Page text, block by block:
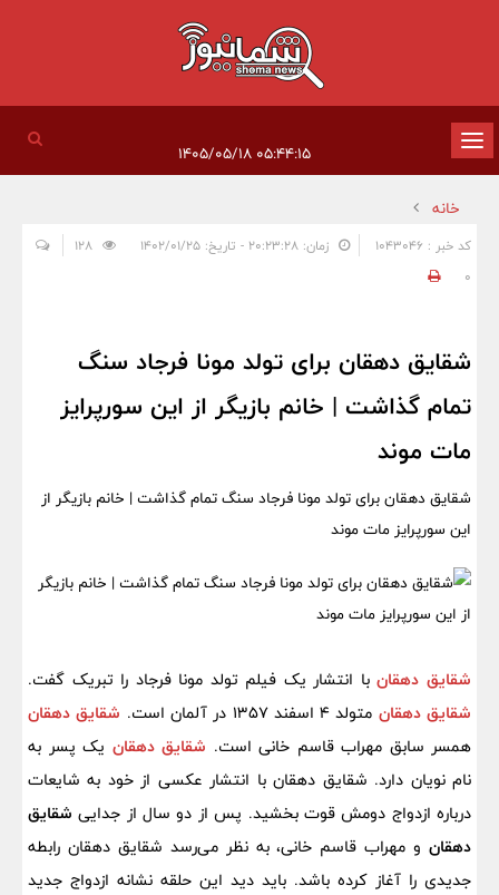
تغییر
وضعیت
ناوبری
خانه
کد خبر : 1043046 زمان: ۲۰:۲۳:۲۸ - تاریخ: ۱۴۰۲/۰۱/۲۵
0
شقایق دهقان برای تولد مونا فرجاد سنگ
تمام گذاشت | خانم بازیگر از این سورپرایز
مات موند
شقایق دهقان برای تولد مونا فرجاد سنگ تمام گذاشت | خانم بازیگر از
این سورپرایز مات موند
شقایق دهقانبا انتشار یک فیلم تولد مونا فرجاد را تبریک گفت.
شقایق دهقان متولد 4 اسفند 1357 در آلمان است.
شقایق دهقان
همسر سابق مهراب قاسم خانی است. شقایق دهقان یک پسر به
نام نویان دارد. شقایق دهقان با انتشار عکسی از خود به شایعات
درباره ازدواج دومش قوت بخشید. پس از دو سال از جدایی شقایق
دهقان و مهراب قاسم خانی، به نظر می‌رسد شقایق دهقان رابطه
جدیدی را آغاز کرده باشد. باید دید این حلقه نشانه ازدواج جدید